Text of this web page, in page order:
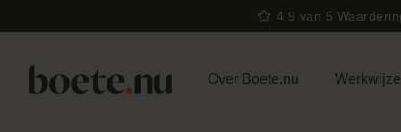
4.9 van 5
Over Boete.nu Werkwijze